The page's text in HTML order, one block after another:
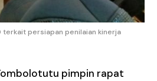
terkait persiapan penilaian kinerja
pimpin rapat